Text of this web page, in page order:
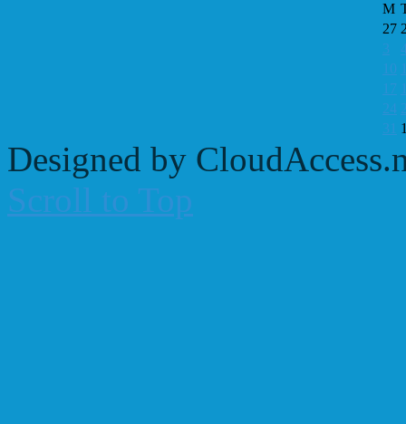
M
27
3
10
17
24
31
Designed by
Scroll to Top